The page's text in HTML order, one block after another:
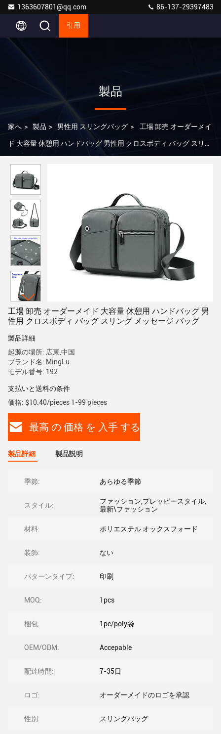
1363607801@qq.com 86-137-29397483
引用
製品
家へ > 製品 > 男性用 スリングバッグ > 工場 卸売 オーダーメイ
ド 大容量 休憩用 ハンドバッグ 男性用 クロスボディ バッグ スリン
工場 卸売 オーダーメイド 大容量 休憩用 ハンドバッグ 男
性用 クロスボディ バッグ スリング メッセージ バッグ
製品詳細
起源の場所: 広東,中国
ブランド名: MingLu
モデル番号: 192
支払いと送料の条件
価格: $10.40/pieces 1-99 pieces
最高 の 価格 を 入手 する
製品詳細 製品説明
季節: あらゆる季節
スタイル:
ファッション,プレッピースタイル,
最新\ファッション
材料: ポリエステル オックスフォード
装飾: ない
パターンタイプ: 印刷
MOQ: 1pcs
梱包: 1pc/poly袋
OEM/ODM: Accepable
配達時間: 7-35日
ロゴ: オーダーメイドのロゴを承認
性別: スリングバッグ